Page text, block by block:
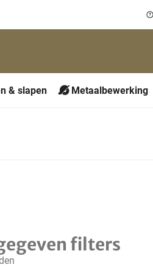
& slapen Metaalbewerking
filters